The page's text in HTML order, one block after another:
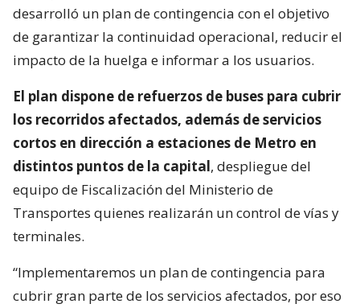
desarrolló un plan de contingencia con el objetivo
de garantizar la continuidad operacional, reducir el
impacto de la huelga e informar a los usuarios.
El plan dispone de refuerzos de buses para cubrir
los recorridos afectados, además de servicios
cortos en dirección a estaciones de Metro en
distintos puntos de la capital, despliegue del
equipo de Fiscalización del Ministerio de
Transportes quienes realizarán un control de vías y
terminales.
“Implementaremos un plan de contingencia para
cubrir gran parte de los servicios afectados, por eso